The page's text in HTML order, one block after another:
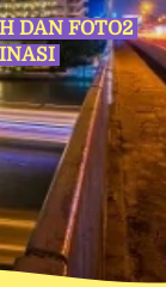
DAN FOTO2